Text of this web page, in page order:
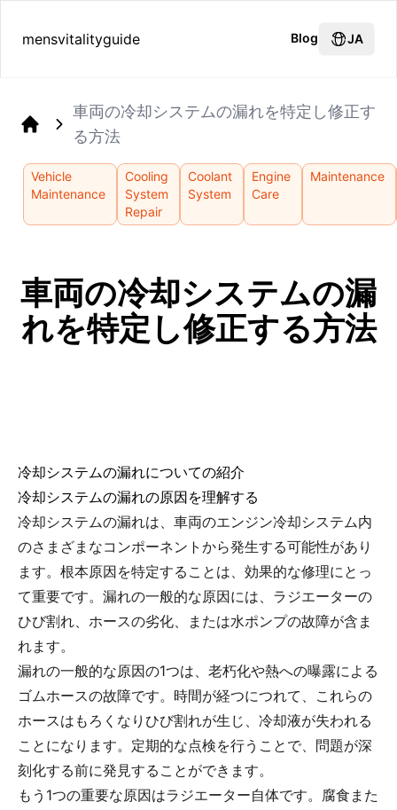
mensvitalityguide Blog JA
車両の冷却システムの漏れを特定し修正す
る方法
Vehicle
Maintenance
Cooling
System
Repair
Coolant
System
Engine
Care
Maintenance
車両の冷却システムの漏
れを特定し修正する方法
冷却システムの漏れについての紹介
冷却システムの漏れの原因を理解する
冷却システムの漏れは、車両のエンジン冷却システム内
のさまざまなコンポーネントから発生する可能性があり
ます。根本原因を特定することは、効果的な修理にとっ
て重要です。漏れの一般的な原因には、ラジエーターの
ひび割れ、ホースの劣化、または水ポンプの故障が含ま
れます。
漏れの一般的な原因の1つは、老朽化や熱への曝露による
ゴムホースの故障です。時間が経つにつれて、これらの
ホースはもろくなりひび割れが生じ、冷却液が失われる
ことになります。定期的な点検を行うことで、問題が深
刻化する前に発見することができます。
もう1つの重要な原因はラジエーター自体です。腐食また